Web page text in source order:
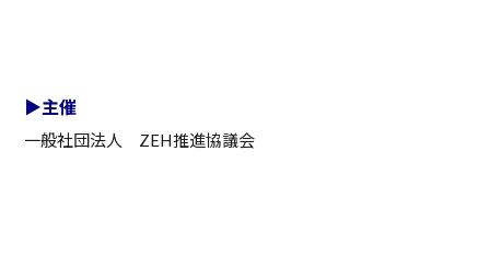
▶主催
一般社団法人 ZEH推進協議会